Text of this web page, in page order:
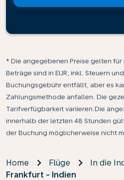
* Die angegebenen Preise gelten für
Beträge sind in EUR, inkl. Steuern
Buchungsgebühr entfällt, aber es
Zahlungsmethode anfallen. Die
Tarifverfügbarkeit variieren.Die
innerhalb der letzten 48 Stunden
der Buchung möglicherweise nicht
Home Flüge
In die
Frankfurt - Indien